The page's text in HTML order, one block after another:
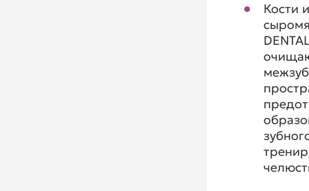
Кости